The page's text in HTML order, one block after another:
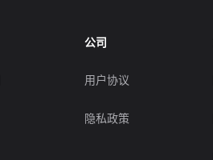
公司
用户协议
隐私政策